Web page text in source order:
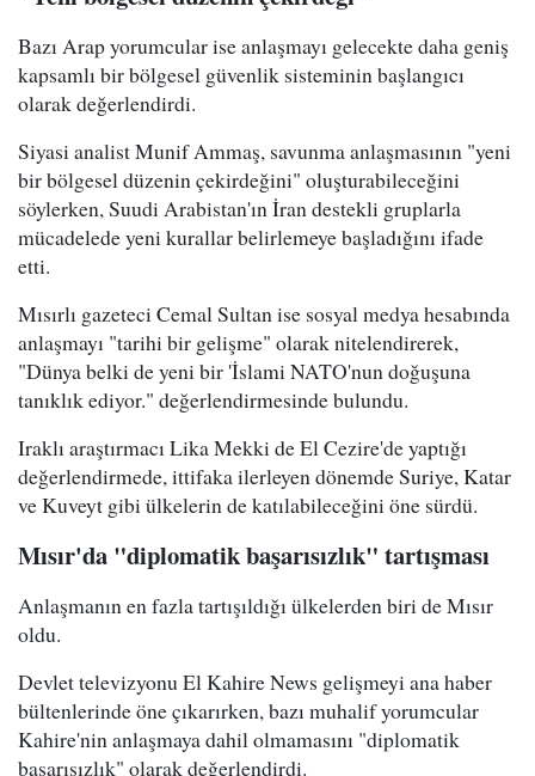
Bazı Arap yorumcular ise anlaşmayı gelecekte daha geniş
kapsamlı bir bölgesel güvenlik sisteminin başlangıcı
olarak değerlendirdi.
Siyasi analist Munif Ammaş, savunma anlaşmasının "yeni
bir bölgesel düzenin çekirdeğini" oluşturabileceğini
söylerken, Suudi Arabistan'ın İran destekli gruplarla
mücadelede yeni kurallar belirlemeye başladığını ifade
etti.
Mısırlı gazeteci Cemal Sultan ise sosyal medya hesabında
anlaşmayı "tarihi bir gelişme" olarak nitelendirerek,
"Dünya belki de yeni bir 'İslami NATO'nun doğuşuna
tanıklık ediyor." değerlendirmesinde bulundu.
Iraklı araştırmacı Lika Mekki de El Cezire'de yaptığı
değerlendirmede, ittifaka ilerleyen dönemde Suriye, Katar
ve Kuveyt gibi ülkelerin de katılabileceğini öne sürdü.
Mısır'da "diplomatik başarısızlık" tartışması
Anlaşmanın en fazla tartışıldığı ülkelerden biri de Mısır
oldu.
Devlet televizyonu El Kahire News gelişmeyi ana haber
bültenlerinde öne çıkarırken, bazı muhalif yorumcular
Kahire'nin anlaşmaya dahil olmamasını "diplomatik
başarısızlık" olarak değerlendirdi.